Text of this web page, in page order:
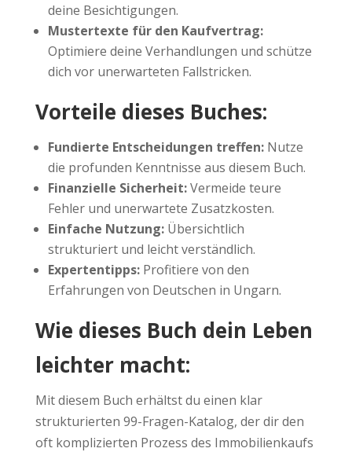
deine Besichtigungen.
Mustertexte für den Kaufvertrag:
Optimiere deine Verhandlungen und schütze
dich vor unerwarteten Fallstricken.
Vorteile dieses Buches:
Fundierte Entscheidungen treffen:Nutze
die profunden Kenntnisse aus diesem Buch.
Finanzielle Sicherheit:Vermeide teure
Fehler und unerwartete Zusatzkosten.
Einfache Nutzung:Übersichtlich
strukturiert und leicht verständlich.
Expertentipps:Profitiere von den
Erfahrungen von Deutschen in Ungarn.
Wie dieses Buch dein Leben
leichter macht:
Mit diesem Buch erhältst du einen klar
strukturierten 99-Fragen-Katalog, der dir den
oft komplizierten Prozess des Immobilienkaufs